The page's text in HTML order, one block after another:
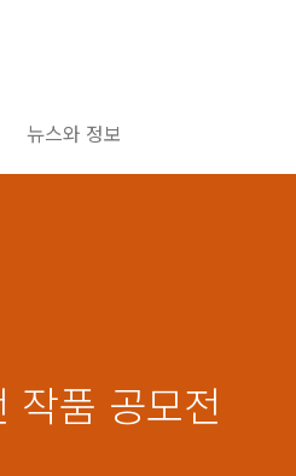
뉴스와 정보
작품 공모전